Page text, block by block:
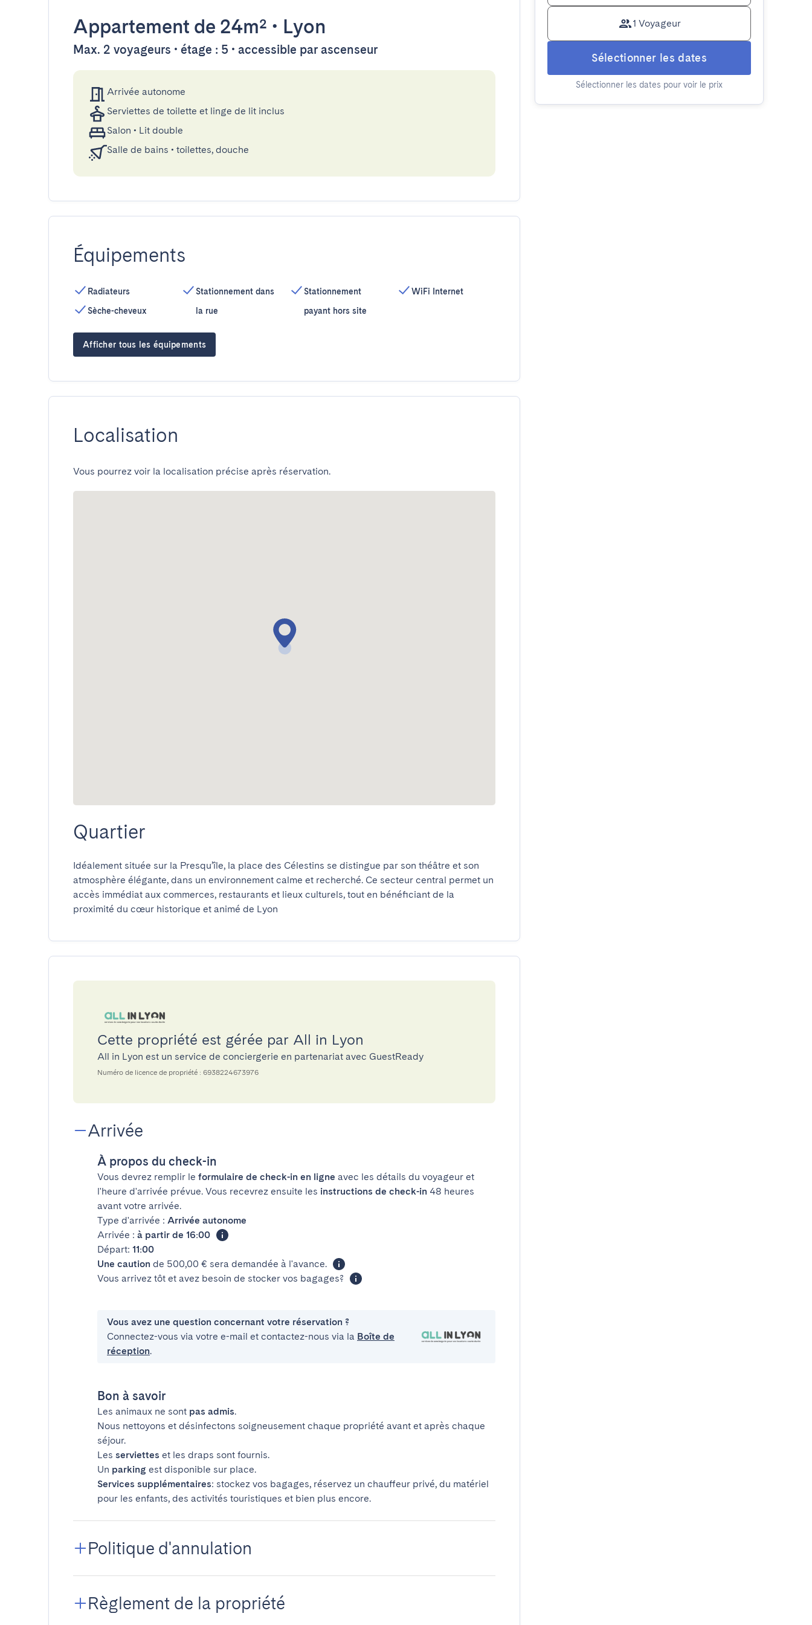
Appartement de 24m² • Lyon
Max. 2 voyageurs • étage : 5 • accessible par ascenseur
Arrivée autonome
Serviettes de toilette et linge de lit inclus
Salon • Lit double
Salle de bains • toilettes, douche
Équipements
Radiateurs
Sèche-cheveux
Stationnement dans
la rue
Stationnement
payant hors site
WiFi Internet
Afficher tous les équipements
Localisation
Vous pourrez voir la localisation précise après réservation.
Quartier
Idéalement située sur la Presqu’île, la place des Célestins se distingue par son théâtre et son
atmosphère élégante, dans un environnement calme et recherché. Ce secteur central permet un
accès immédiat aux commerces, restaurants et lieux culturels, tout en bénéficiant de la
proximité du cœur historique et animé de Lyon
Cette propriété est gérée par All in Lyon
All in Lyon est un service de conciergerie en partenariat avec GuestReady
Numéro de licence de propriété : 6938224673976
Arrivée
À propos du check-in
Vous devrez remplir le formulaire de check-in en ligne avec les détails du voyageur et
l'heure d'arrivée prévue. Vous recevrez ensuite les instructions de check-in 48 heures
avant votre arrivée.
Type d'arrivée : Arrivée autonome
Arrivée : à partir de 16:00
Départ: 11:00
Une caution de 500,00 € sera demandée à l'avance.
Vous arrivez tôt et avez besoin de stocker vos bagages?
Vous avez une question concernant votre réservation ?
Connectez-vous via votre e-mail et contactez-nous via la Boîte de
réception.
Bon à savoir
Les animaux ne sont pas admis.
Nous nettoyons et désinfectons soigneusement chaque propriété avant et après chaque
séjour.
Les serviettes et les draps sont fournis.
Un parking est disponible sur place.
Services supplémentaires: stockez vos bagages, réservez un chauffeur privé, du matériel
pour les enfants, des activités touristiques et bien plus encore.
Politique d'annulation
Règlement de la propriété
1 Voyageur
Sélectionner les dates
Sélectionner les dates pour voir le prix